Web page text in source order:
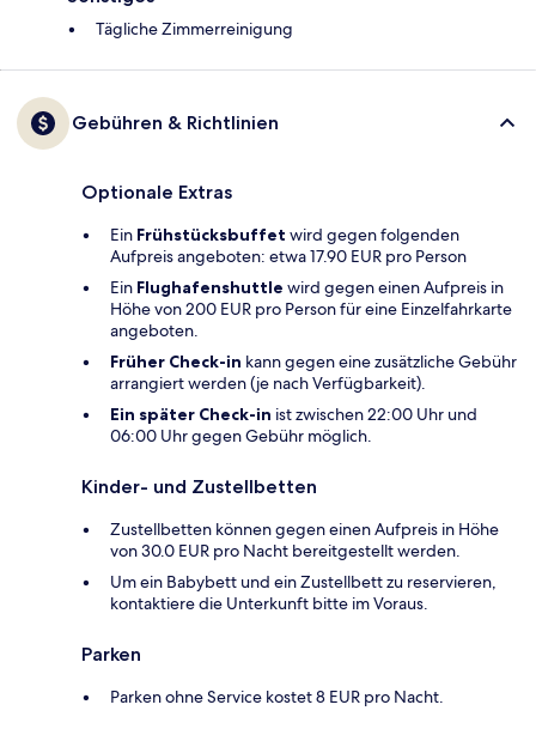
Tägliche Zimmerreinigung
Gebühren & Richtlinien
Optionale Extras
Ein Frühstücksbuffet wird gegen folgenden
Aufpreis angeboten: etwa 17.90 EUR pro Person
Ein Flughafenshuttle wird gegen einen Aufpreis in
Höhe von 200 EUR pro Person für eine Einzelfahrkarte
angeboten.
Früher Check-in kann gegen eine zusätzliche Gebühr
arrangiert werden (je nach Verfügbarkeit).
Ein später Check-in ist zwischen 22:00 Uhr und
06:00 Uhr gegen Gebühr möglich.
Kinder- und Zustellbetten
Zustellbetten können gegen einen Aufpreis in Höhe
von 30.0 EUR pro Nacht bereitgestellt werden.
Um ein Babybett und ein Zustellbett zu reservieren,
kontaktiere die Unterkunft bitte im Voraus.
Parken
Parken ohne Service kostet 8 EUR pro Nacht.